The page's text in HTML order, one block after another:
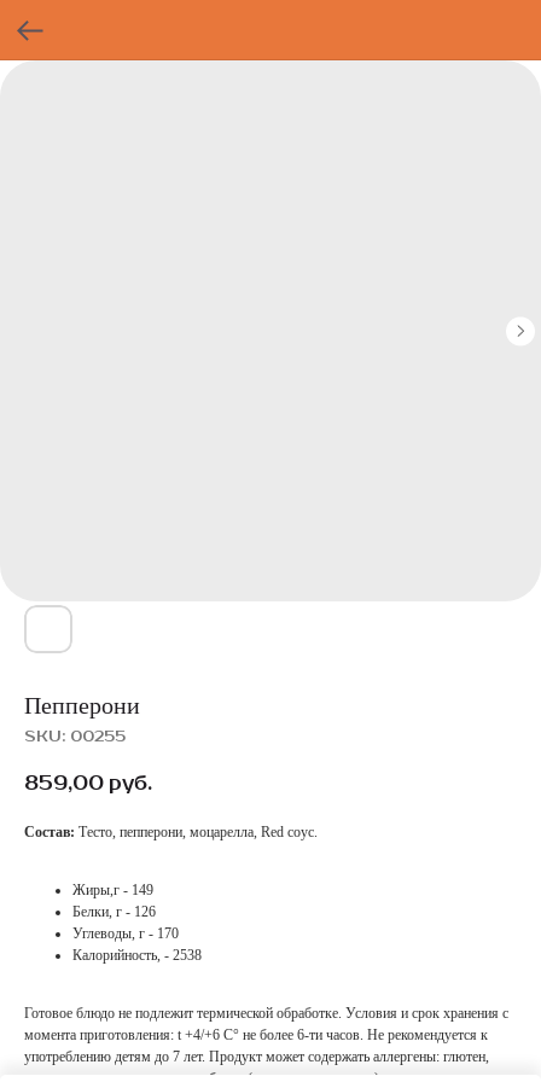
Пепперони
SKU: 00255
859,00 руб.
Состав: Тесто, пепперони, моцарелла, Red соус.
Жиры,г - 149
Белки, г - 126
Углеводы, г - 170
Калорийность, - 2538
Готовое блюдо не подлежит термической обработке. Условия и срок хранения с
момента приготовления: t +4/+6 С° не более 6-ти часов. Не рекомендуется к
употреблению детям до 7 лет. Продукт может содержать аллергены: глютен,
молоко и продукты его переработки (в том числе лактозу), а также некоторые